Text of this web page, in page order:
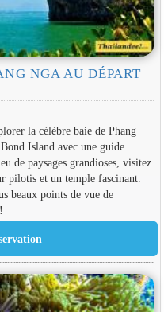
NGA AU DÉPART
la célèbre baie de Phang
Island avec une guide
de paysages grandioses, visitez
pilotis et un temple fascinant.
beaux points de vue de